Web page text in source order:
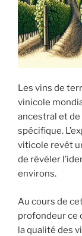
Les vins de
vinicole
ancestral et
spécifique.
viticole revêt
de révéler
environs.
Au cours de
profondeur ce
la qualité des